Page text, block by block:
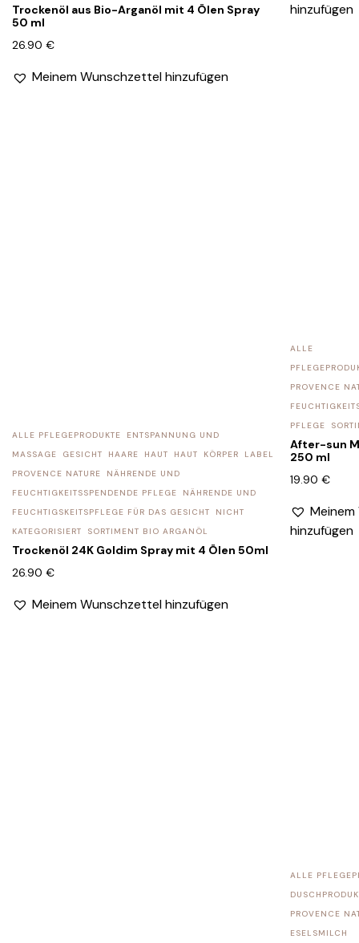
Trockenöl aus Bio-Arganöl mit 4 Ölen Spray
50 ml
26.90 €
Meinem Wunschzettel hinzufügen
hinzufügen
ALLE PFLEGEPRODUKTE
ENTSPANNUNG UND
MASSAGE
GESICHT HAARE HAUT HAUT KÖRPER
LABEL
PROVENCE NATURE
NÄHRENDE UND
FEUCHTIGKEITSSPENDENDE PFLEGE
NÄHRENDE UND
FEUCHTIGSKEITSPFLEGE FÜR DAS GESICHT
NICHT
KATEGORISIERT
SORTIMENT BIO ARGANÖL
Trockenöl 24K Goldim Spray mit 4 Ölen 50ml
26.90 €
Meinem Wunschzettel hinzufügen
ALLE
PROVENCE
PFLEGE
After-sun
250 ml
19.90 €
hinzufügen
ALLE
PROVENCE
ESELSMILCH